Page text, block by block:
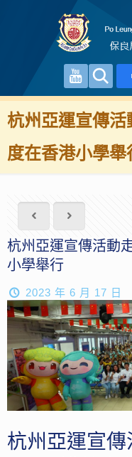
杭州亞運宣傳
度在香港小學舉
杭州亞運宣傳活動
小學舉行
2023 年 6 月 17 日
杭州亞運宣